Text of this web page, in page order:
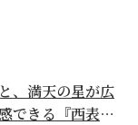
、満天の星が広
できる『西表島